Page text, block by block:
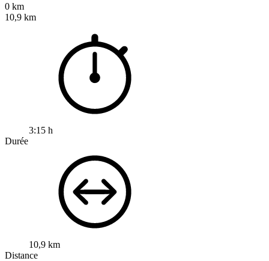
0 km
10,9 km
3:15 h
Durée
10,9 km
Distance